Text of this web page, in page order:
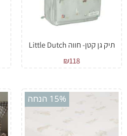
תיק גן קטן- חווה Little Dutch
₪118
15% הנחה